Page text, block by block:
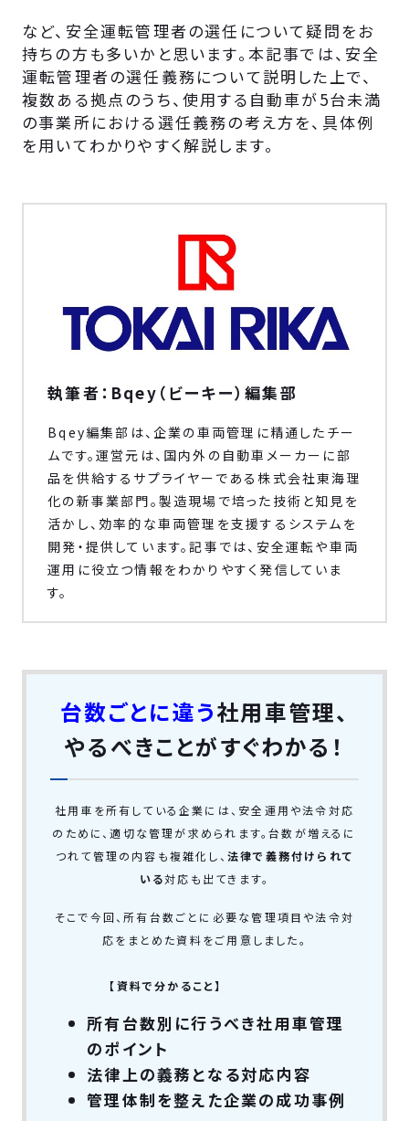
など、安全運転管理者の選任について疑問をお
持ちの方も多いかと思います。本記事では、安全
運転管理者の選任義務について説明した上で、
複数ある拠点のうち、使用する自動車が5台未満
の事業所における選任義務の考え方を、具体例
を用いてわかりやすく解説します。
執筆者：Bqey（ビーキー）編集部
Bqey編集部は、企業の車両管理に精通したチー
ムです。運営元は、国内外の自動車メーカーに部
品を供給するサプライヤーである株式会社東海理
化の新事業部門。製造現場で培った技術と知見を
活かし、効率的な車両管理を支援するシステムを
開発・提供しています。記事では、安全運転や車両
運用に役立つ情報をわかりやすく発信していま
す。
台数ごとに違う社用車管理、
やるべきことがすぐわかる！
社用車を所有している企業には、安全運用や法令対応
のために、適切な管理が求められます。台数が増えるに
つれて管理の内容も複雑化し、 法律で義務付けられて
いる対応も出てきます。
そこで今回、所有台数ごとに必要な管理項目や法令対
応をまとめた資料をご用意しました。
【資料で分かること】
所有台数別に行うべき社用車管理
のポイント
法律上の義務となる対応内容
管理体制を整えた企業の成功事例